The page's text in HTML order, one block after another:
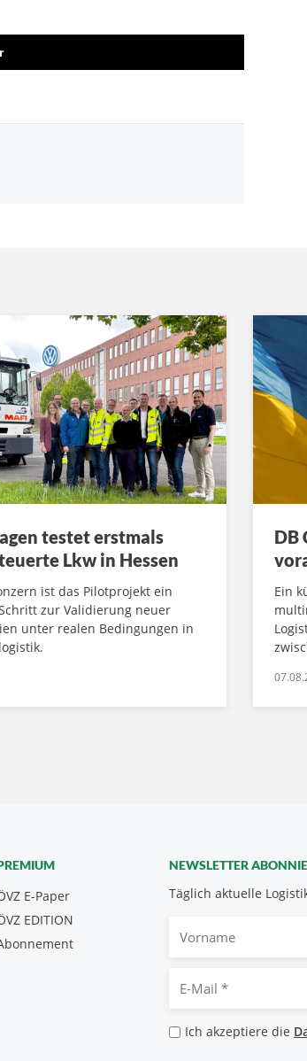
testet erstmals
Lkw in Hessen
ist das Pilotprojekt ein
zur Validierung neuer
unter realen Bedingungen in
DB
Ein
NEWSLETTER
Täglich aktuelle
Mail
Ich akzeptiere die
E-Paper
EDITION